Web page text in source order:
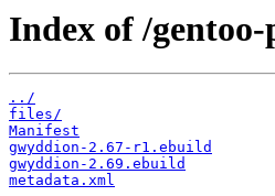
Index of /
../
files/
Manifest
gwyddion-2.67-r1.ebuild
gwyddion-2.69.ebuild
metadata.xml